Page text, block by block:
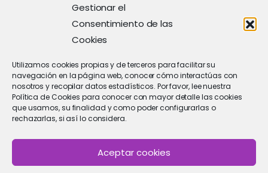
Gestionar el
Consentimiento de las
Cookies
Utilizamos cookies propias y de terceros para facilitar su
navegación en la página web, conocer cómo interactúas con
nosotros y recopilar datos estadísticos. Por favor, lee nuestra
Política de Cookies para conocer con mayor detalle las cookies
que usamos, su finalidad y como poder configurarlas o
rechazarlas, si así lo considera.
Aceptar cookies